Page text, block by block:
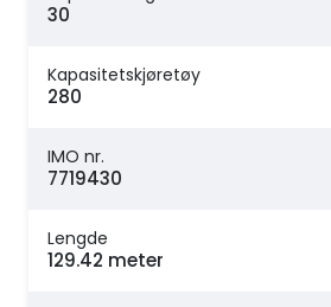
30
Kapasitetskjøretøy
280
IMO nr.
7719430
Lengde
129.42 meter